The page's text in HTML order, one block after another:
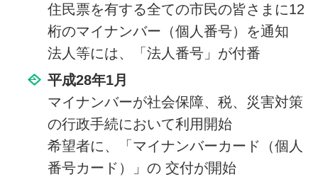
住民票を有する全ての市民の皆さまに12
桁のマイナンバー（個人番号）を通知
法人等には、「法人番号」が付番
平成28年1月
マイナンバーが社会保障、税、災害対策
の行政手続において利用開始
希望者に、「マイナンバーカード（個人
番号カード）」の 交付が開始